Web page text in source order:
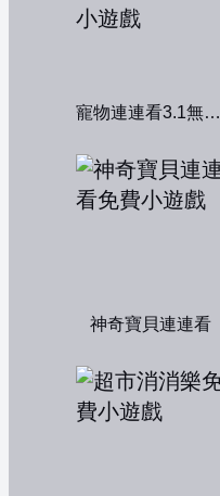
寵物連連看3.1無敵版
神奇寶貝連連看